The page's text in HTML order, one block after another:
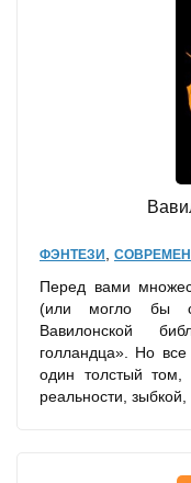
ФЭНТЕЗИ
Перед вами
(или могло бы
Вавилонской
голландца». Но
один толстый том,
реальности,